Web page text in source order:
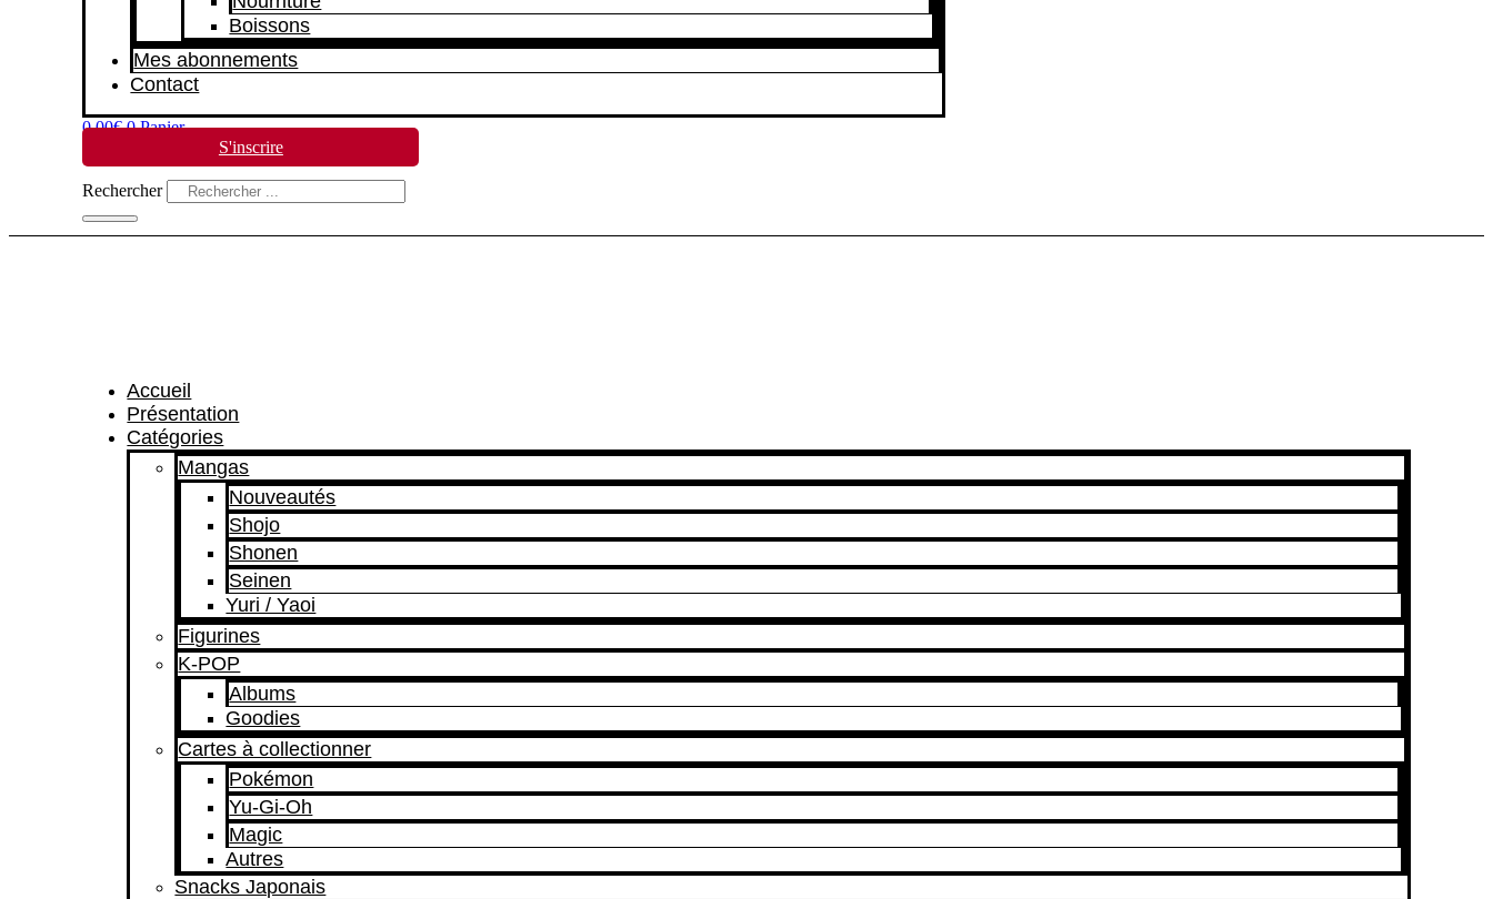
Boissons
Mes abonnements
Contact
0,00€ 0 Panier
S'inscrire
Rechercher
Accueil
Présentation
Catégories
Mangas
Nouveautés
Shojo
Shonen
Seinen
Yuri / Yaoi
Figurines
K-POP
Albums
Goodies
Cartes à collectionner
Pokémon
Yu-Gi-Oh
Magic
Autres
Snacks Japonais